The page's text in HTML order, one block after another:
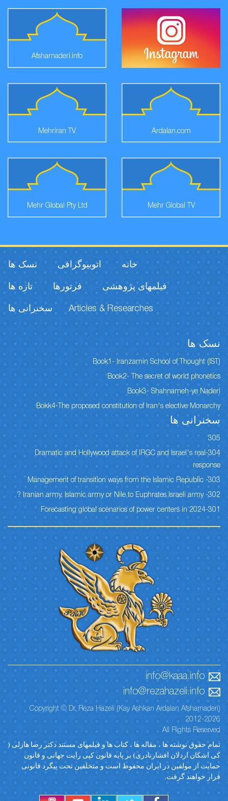
Afsharnaderi.info
Ardalan.com
Mehriran TV
Mehr Global TV
Mehr Global Pty Ltd
خانه اتوبیوگرافی نسک ها
فیلمهای پژوهشی فرتورها تازه ها
Articles & Researches سخنرانی ها
نسک ها
Book1- Iranzamin School of Thought (IST)
Book2- The secret of world phonetics
Book3- Shahnameh-ye Naderi
Bokk4-The proposed constitution of Iran's elective Monarchy
سخنرانی ها
305
304-Dramatic and Hollywood attack of IRGC and Israel's real
response
303- Management of transition ways from the Islamic Republic
302- Iranian army, Islamic army or Nile to Euphrates Israeli army ?
301-Forecasting global scenarios of power centers in 2024
info@kaaa.info
info@rezahazeli.info
Copyright © Dr. Reza Hazeli (Kay Ashkan Ardalan Afsharnaderi)
2012-2026
All Rights Reserved
تمام حقوق نوشته ها ، مقاله ها ، کتاب ها و فیلمهای مستند دکتر رضا هازلی (
کی اشکان اردلان افشارنادری) بر پایه قانون کپی رایت جهانی و قانون
حمایت از مولفین در ایران محفوظ است و متخلفین تحت پیگرد قانونی
قرار خواهند گرفت.